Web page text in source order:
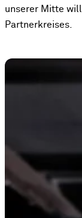
unserer Mitte
Partnerkreises.